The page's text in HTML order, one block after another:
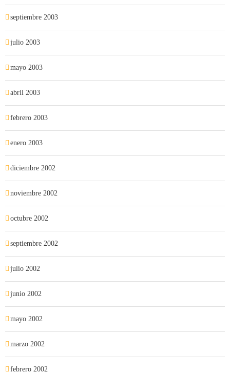
septiembre 2003
julio 2003
mayo 2003
abril 2003
febrero 2003
enero 2003
diciembre 2002
noviembre 2002
octubre 2002
septiembre 2002
julio 2002
junio 2002
mayo 2002
marzo 2002
febrero 2002